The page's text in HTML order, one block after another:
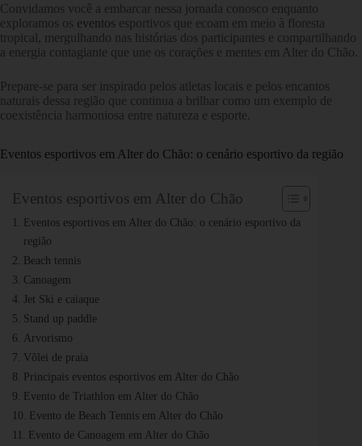
Convidamos você a embarcar nessa jornada conosco enquanto
exploramos os eventos esportivos que ecoam em meio à floresta
tropical, mergulhando nas histórias dos participantes e compartilhando
a energia contagiante que une os corações e mentes em Alter do Chão.
Prepare-se para ser inspirado pelos atletas locais e pelos encantos
naturais dessa região que continua a brilhar como um exemplo de
coexistência harmoniosa entre natureza e esporte.
Eventos esportivos em Alter do Chão: o cenário esportivo da região
Eventos esportivos em Alter do Chão
Eventos esportivos em Alter do Chão: o cenário esportivo da
região
Beach tennis
Canoagem
Jet Ski e caiaque
Stand up paddle
Arvorismo
Vôlei de praia
Principais eventos esportivos em Alter do Chão
Evento de Triathlon em Alter do Chão
Evento de Beach Tennis em Alter do Chão
Evento de Canoagem em Alter do Chão